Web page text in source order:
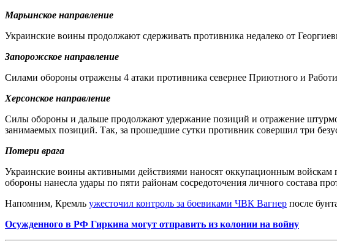
Марьинское направление
Украинские воины продолжают сдерживать противника недалеко от
Запорожское направление
Силами обороны отражены 4 атаки противника севернее Приютного и
Херсонское направление
Силы обороны и дальше продолжают удержание позиций и отражение
занимаемых позиций. Так, за прошедшие сутки противник совершил три
Потери врага
Украинские воины активными действиями наносят оккупационным
обороны нанесла удары по пяти районам сосредоточения личного состава
Напомним, Кремль ужесточил контроль за боевиками ЧВК Вагнер после
Осужденного в РФ Гиркина могут отправить из колонии на войну